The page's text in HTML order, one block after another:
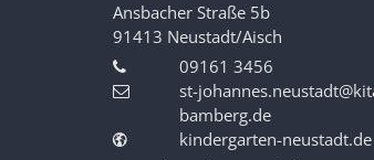
Ansbacher Straße 5b
91413 Neustadt/Aisch
09161 3456
st-
bamberg.de
kindergarten-neustadt.de